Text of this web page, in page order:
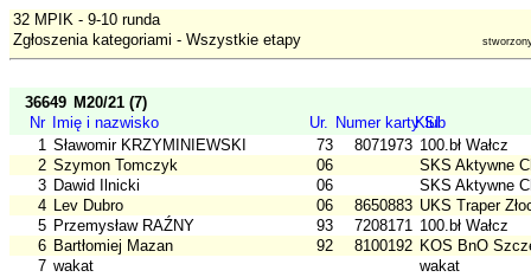
32 MPIK - 9-10 runda
Zgłoszenia kategoriami - Wszystkie etapy
36649 M20/21 (7)
Nr
Imię i nazwisko Ur. Numer karty SI
Klub
1 Sławomir KRZYMINIEWSKI 73 8071973 100.bł Wałcz
2 Szymon Tomczyk 06
SKS Aktywne
3 Dawid Ilnicki 06
SKS Aktywne
4 Lev Dubro 06 8650883 UKS Traper
5 Przemysław RAŹNY 93 7208171 100.bł Wałcz
6 Bartłomiej Mazan 92 8100192 KOS BnO
7 wakat wakat